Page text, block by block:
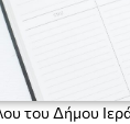
του Δήμου